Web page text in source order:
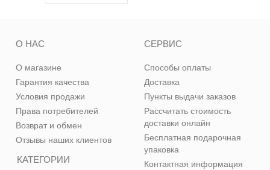
КАТЕГОРИИ
О НАС
О магазине
Гарантия качества
Условия продажи
Права потребителей
Возврат и обмен
Отзывы наших клиентов
СЕРВИС
Способы оплаты
Доставка
Пункты выдачи заказов
Рассчитать стоимость
доставки онлайн
Бесплатная подарочная
упаковка
Контактная информация